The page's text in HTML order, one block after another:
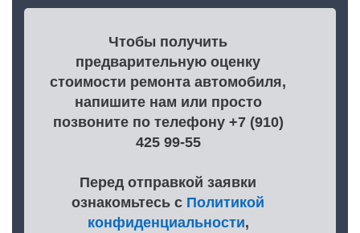
Чтобы получить
предварительную оценку
стоимости ремонта автомобиля,
напишите нам или просто
позвоните по телефону +7 (910)
425 99-55
Перед отправкой заявки
ознакомьтесь с Политикой
конфиденциальности,